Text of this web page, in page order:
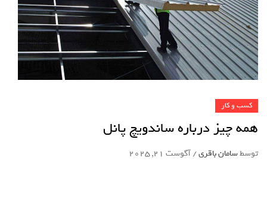
کسب و کار
همه چیز درباره ساندویچ پانل
توسطسامان باقری/آگوست 21, 2025